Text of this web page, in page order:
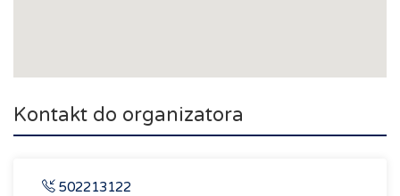
Kontakt do organizatora
502213122